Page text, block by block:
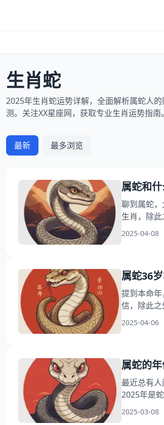
生肖蛇
2025年生肖蛇运势详解，全面解析属蛇人
测。关注XX星座网，获取专业生肖运势指南。
最新 最多浏览
属蛇和
聊到属蛇
生肖，除
破害到底
留意的属
2025-04-08
属蛇36
提到本命
信，除此
人关心这
么，希望
2025-04-06
属蛇的
最近总有
2025年是
出生的现
的59岁，
2025-03-08